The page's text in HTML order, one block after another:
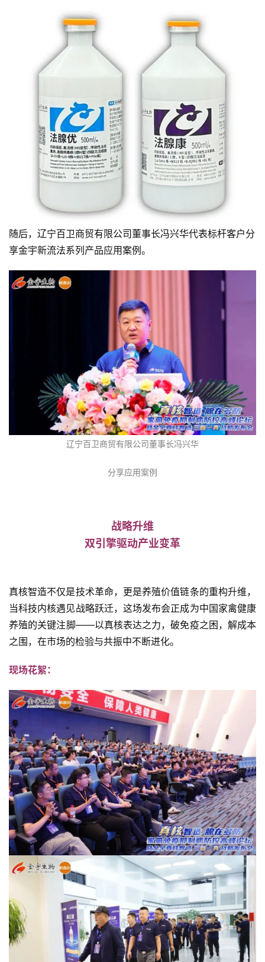
随后，辽宁百卫商贸有限公司董事长冯兴华代表标杆客户分
享金宇新流法系列产品应用案例。
辽宁百卫商贸有限公司董事长冯兴华
分享应用案例
战略升维
双引擎驱动产业变革
真核智造不仅是技术革命，更是养殖价值链条的重构升维，
当科技内核遇见战略跃迁，这场发布会正成为中国家禽健康
养殖的关键注脚——以真核表达之力，破免疫之困，解成本
之围，在市场的检验与共振中不断进化。
现场花絮：